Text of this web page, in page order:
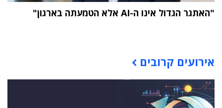
"האתגר הגדול אינו ה-AI אלא הטמעתה בארגון"
אירועים קרובים